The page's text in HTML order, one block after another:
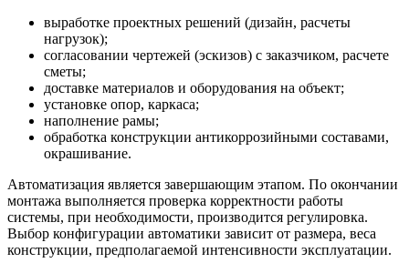
выработке проектных решений (дизайн, расчеты
нагрузок);
согласовании чертежей (эскизов) с заказчиком, расчете
сметы;
доставке материалов и оборудования на объект;
установке опор, каркаса;
наполнение рамы;
обработка конструкции антикоррозийными составами,
окрашивание.
Автоматизация является завершающим этапом. По окончании
монтажа выполняется проверка корректности работы
системы, при необходимости, производится регулировка.
Выбор конфигурации автоматики зависит от размера, веса
конструкции, предполагаемой интенсивности эксплуатации.